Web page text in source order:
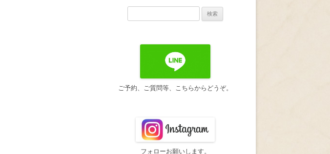
ご予約、ご質問等、こちらからどうぞ。
フォローお願いします。